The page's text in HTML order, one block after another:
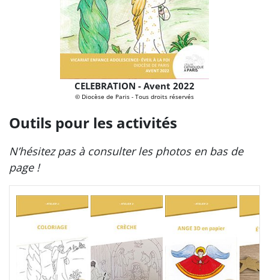
CELEBRATION - Avent 2022
© Diocèse de Paris - Tous droits réservés
Outils pour les activités
N’hésitez pas à consulter les photos en bas de
page !